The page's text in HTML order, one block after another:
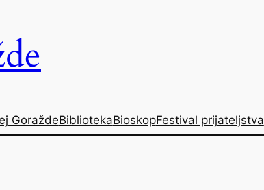
GoraždeBibliotekaBioskopFestival prijateljstva